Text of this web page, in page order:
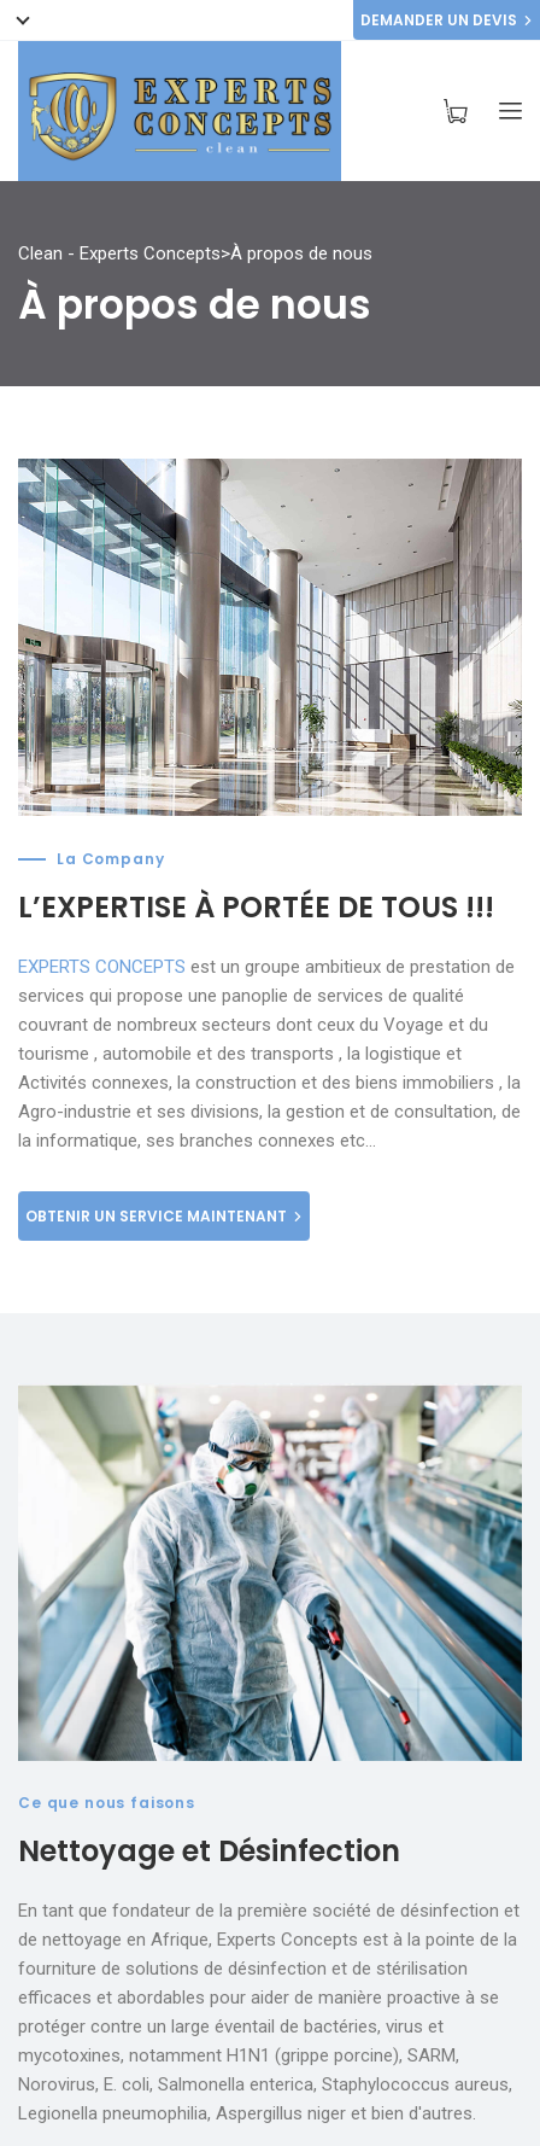
DEMANDER UN DEVIS
Clean - Experts Concepts>À propos de nous
À propos de nous
La Company
L’EXPERTISE À PORTÉE DE TOUS !!!
EXPERTS CONCEPTS est un groupe ambitieux de prestation de
services qui propose une panoplie de services de qualité
couvrant de nombreux secteurs dont ceux du Voyage et du
tourisme , automobile et des transports , la logistique et
Activités connexes, la construction et des biens immobiliers , la
Agro-industrie et ses divisions, la gestion et de consultation, de
la informatique, ses branches connexes etc…
OBTENIR UN SERVICE MAINTENANT
Ce que nous faisons
Nettoyage et Désinfection
En tant que fondateur de la première société de désinfection et
de nettoyage en Afrique, Experts Concepts est à la pointe de la
fourniture de solutions de désinfection et de stérilisation
efficaces et abordables pour aider de manière proactive à se
protéger contre un large éventail de bactéries, virus et
mycotoxines, notamment H1N1 (grippe porcine), SARM,
Norovirus, E. coli, Salmonella enterica, Staphylococcus aureus,
Legionella pneumophilia, Aspergillus niger et bien d'autres.